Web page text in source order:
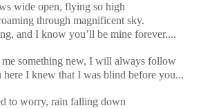
wide open, flying so high
through magnificent sky.
and I know you’ll be mine forever....
me something new, I will always follow
I knew that I was blind before you...
to worry, rain falling down